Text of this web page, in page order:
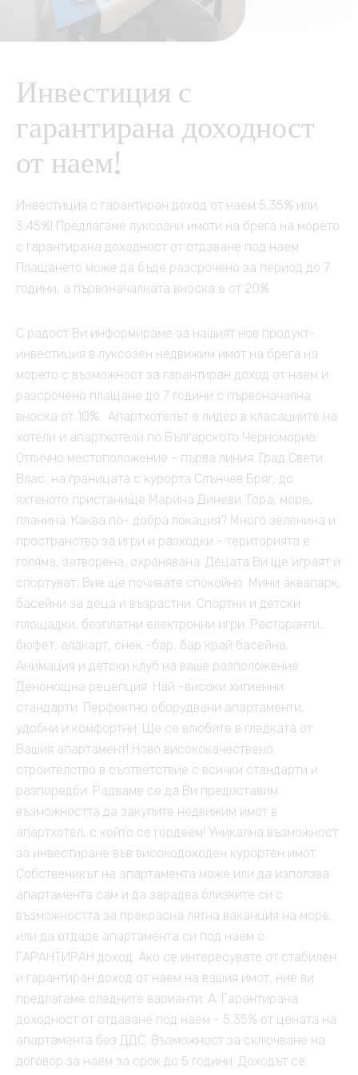
Други услуги
Автомобили под наем
Почивка на морето
култура
Česky
Polski
Français
Slovensky
Русский
Инвестиция с
гарантирана доходност
от наем!
Инвестиция с гарантиран доход от наем 5,35% или
3,45%! Предлагаме луксозни имоти на брега на морето
с гарантирана доходност от отдаване под наем.
Плащането може да бъде разсрочено за период до 7
години, а първоначалната вноска е от 20%.
С радост Ви информираме за нашият нов продукт-
инвестиция в луксозен недвижим имот на брега на
морето с възможност за гарантиран доход от наем и
разсрочено плащане до 7 години с първоначална
вноска от 10%. Апартхотелът е лидер в класациите на
хотели и апартхотели по Българското Черноморие:
Отлично местоположение - първа линия. Град Свети
Влас, на границата с курорта Слънчев Бряг, до
яхтеното пристанище Марина Диневи. Гора, море,
планина. Каква по- добра локация? Много зеленина и
пространство за игри и разходки - територията е
голяма, затворена, охранявана. Децата Ви ще играят и
спортуват, Вие ще почивате спокойно. Мини аквапарк,
басейни за деца и възрастни. Спортни и детски
площадки, безплатни електронни игри. Ресторанти,
бюфет, алакарт, снек -бар, бар край басейна.
Анимация и детски клуб на ваше разположение.
Денонощна рецепция. Най -високи хигиенни
стандарти. Перфектно оборудвани апартаменти,
удобни и комфортни. Ще се влюбите в гледката от
Вашия апартамент! Ново висококачествено
строителство в съответствие с всички стандарти и
разпоредби. Радваме се да Ви предоставим
възможността да закупите недвижим имот в
апартхотел, с който се гордеем! Уникална възможност
за инвестиране във високодоходен курортен имот.
Собственикът на апартамента може или да използва
апартамента сам и да зарадва близките си с
възможността за прекрасна лятна ваканция на море,
или да отдаде апартамента си под наем с
ГАРАНТИРАН доход. Ако се интересувате от стабилен
и гарантиран доход от наем на вашия имот, ние ви
предлагаме следните варианти: А. Гарантирана
доходност от отдаване под наем - 5,35% от цената на
апартамента без ДДС. Възможност за сключване на
договор за наем за срок до 5 години. Доходът се